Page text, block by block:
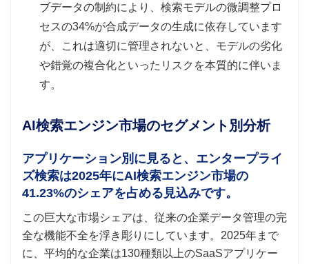
ブデータの制約により、検索モデルの微調整プロ
セスの34%が合成データの生成に依存しています
が、これは適切に管理されないと、モデルの劣化
や錯覚の複合化といったリスクを本質的に伴いま
す。
AI検索エンジン市場のセグメント別分析
アプリケーション別に見ると、エンタープライ
ズ検索は2025年にAI検索エンジン市場の
41.23%のシェアを占める見込みです。
この巨大な市場シェアは、従来の企業データ管理の完
全な機能不全を浮き彫りにしています。2025年まで
に、平均的な企業は130種類以上のSaaSアプリケー